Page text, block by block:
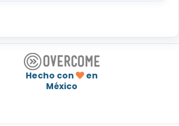
Hecho con
en
México